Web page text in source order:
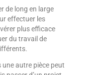
de long en large
effectuer les
plus efficace
du travail de
une autre pièce peut